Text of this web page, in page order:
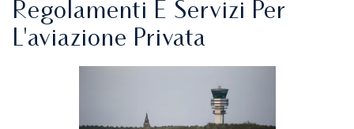
Regolamenti E Servizi Per
L'aviazione Privata